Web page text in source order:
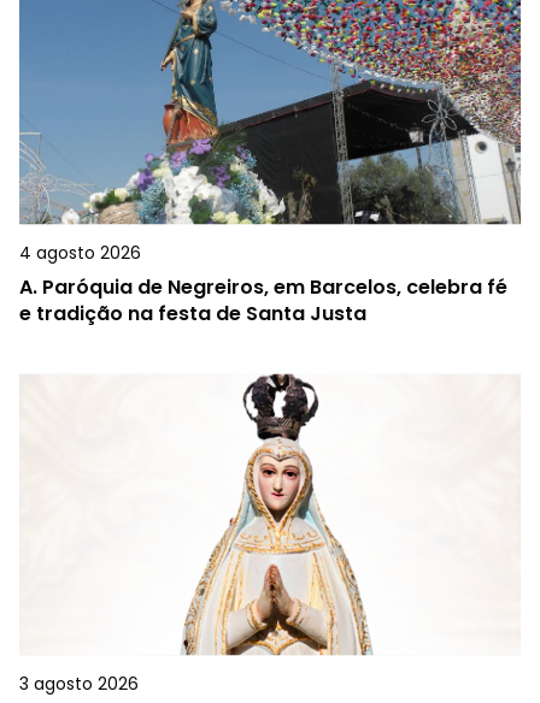
4 agosto 2026
A. Paróquia de Negreiros, em Barcelos, celebra fé
e tradição na festa de Santa Justa
3 agosto 2026